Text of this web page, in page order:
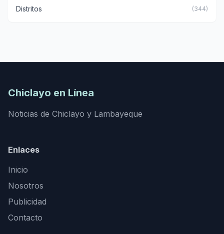
Distritos (344)
Chiclayo en Línea
Noticias de Chiclayo y Lambayeque
Enlaces
Inicio
Nosotros
Publicidad
Contacto